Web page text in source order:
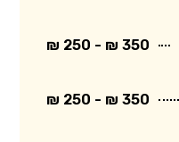
350 ₪ - 250 ₪
350 ₪ - 250 ₪